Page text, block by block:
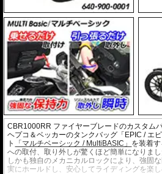
CBR1000RR ファイヤーブレードのカスタム
ヘプコ＆ベッカーのタンクバッグ「EPIC / エ
ト
「マルチベーシック / MultiBASIC」 を装着
への取付、取り外しが驚くほど簡単になりまし
しかも独自のメカニカルロックにより、強固
実にホールドし、安心してライディングを楽し